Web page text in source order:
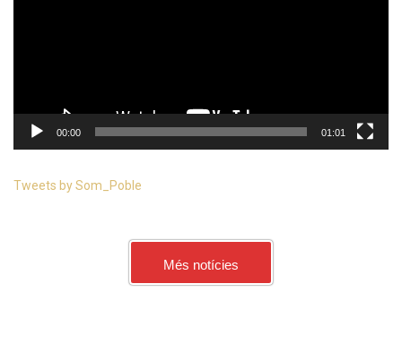
00:00 01:01
Tweets by Som_Poble
Més notícies